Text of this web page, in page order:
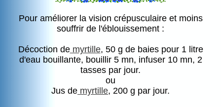
Pour améliorer la vision crépusculaire et moins
souffrir de l'éblouissement :
Décoction demyrtille, 50 g de baies pour 1 litre
d'eau bouillante, bouillir 5 mn, infuser 10 mn, 2
tasses par jour.
ou
Jus de myrtille, 200 g par jour.